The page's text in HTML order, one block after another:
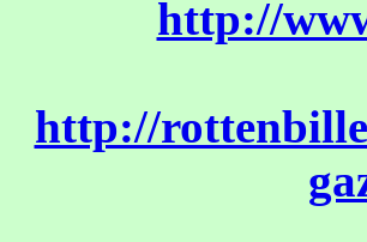
http://
http://